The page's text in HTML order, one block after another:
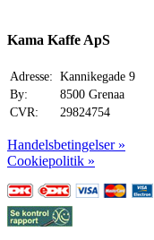
Kama Kaffe ApS
Adresse: Kannikegade 9
By:
8500 Grenaa
CVR:
29824754
Handelsbetingelser »
Cookiepolitik »